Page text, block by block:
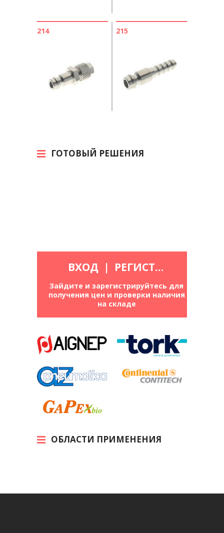
ГОТОВЫЙ РЕШЕНИЯ
214 215
ВХОД | РЕГИСТРАЦИЯ
Зайдите и зарегистрируйтесь для
получения цен и проверки наличия
на складе
ОБЛАСТИ ПРИМЕНЕНИЯ